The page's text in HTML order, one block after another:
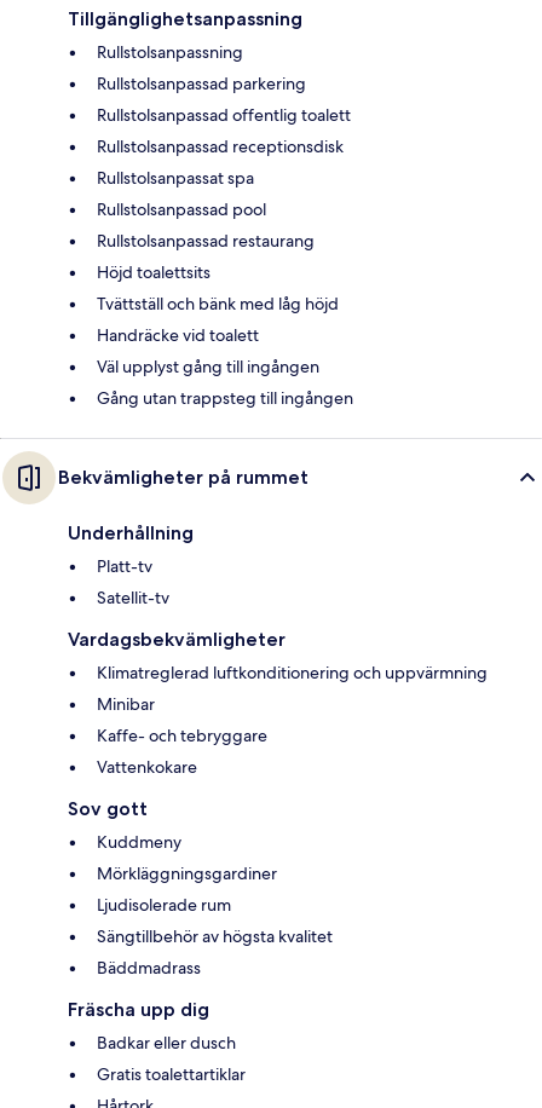
Tillgänglighetsanpassning
Rullstolsanpassning
Rullstolsanpassad parkering
Rullstolsanpassad offentlig toalett
Rullstolsanpassad receptionsdisk
Rullstolsanpassat spa
Rullstolsanpassad pool
Rullstolsanpassad restaurang
Höjd toalettsits
Tvättställ och bänk med låg höjd
Handräcke vid toalett
Väl upplyst gång till ingången
Gång utan trappsteg till ingången
Bekvämligheter på rummet
Underhållning
Platt-tv
Satellit-tv
Vardagsbekvämligheter
Klimatreglerad luftkonditionering och uppvärmning
Minibar
Kaffe- och tebryggare
Vattenkokare
Sov gott
Kuddmeny
Mörkläggningsgardiner
Ljudisolerade rum
Sängtillbehör av högsta kvalitet
Bäddmadrass
Fräscha upp dig
Badkar eller dusch
Gratis toalettartiklar